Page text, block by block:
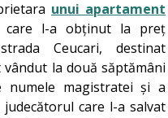
unui apartament
care l-a obținut la preț
Ceucari, destinat
la două săptămâni
magistratei și a
judecătorul care l-a salvat